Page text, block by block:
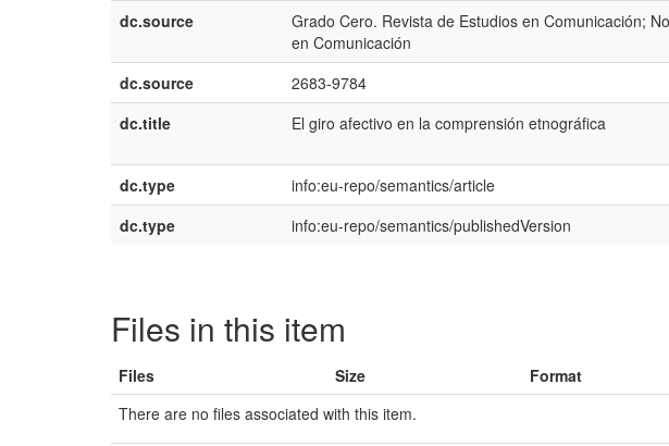
dc.source
Grado Cero. Revista de Estudios en Comunicación;
en Comunicación
dc.source
2683-9784
dc.title
El giro afectivo en la comprensión etnográfica
dc.type
info:eu-repo/semantics/article
dc.type
info:eu-repo/semantics/publishedVersion
Files in this item
Files Size Format
There are no files associated with this item.